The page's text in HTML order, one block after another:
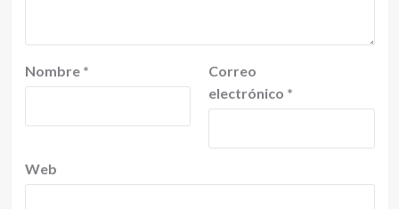
Nombre *
Correo
electrónico *
Web